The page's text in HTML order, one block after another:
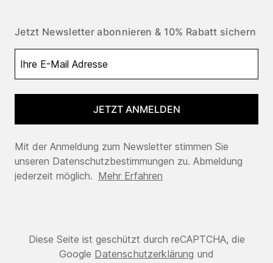
Jetzt Newsletter abonnieren & 10% Rabatt sichern
JETZT ANMELDEN
Mit der Anmeldung zum Newsletter stimmen Sie
unseren Datenschutzbestimmungen zu. Abmeldung
jederzeit möglich. Mehr Erfahren
Diese Seite ist geschützt durch reCAPTCHA, die
Google Datenschutzerklärung und